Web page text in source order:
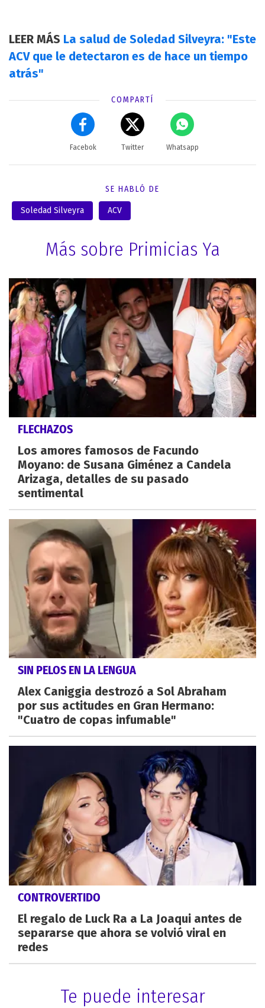
LEER MÁS La salud de Soledad Silveyra: "Este
ACV que le detectaron es de hace un tiempo
atrás"
COMPARTÍ
Facebok Twitter Whatsapp
SE HABLÓ DE
Soledad Silveyra ACV
Más sobre Primicias Ya
FLECHAZOS
Los amores famosos de Facundo
Moyano: de Susana Giménez a Candela
Arizaga, detalles de su pasado
sentimental
SIN PELOS EN LA LENGUA
Alex Caniggia destrozó a Sol Abraham
por sus actitudes en Gran Hermano:
"Cuatro de copas infumable"
CONTROVERTIDO
El regalo de Luck Ra a La Joaqui antes de
separarse que ahora se volvió viral en
redes
Te puede interesar